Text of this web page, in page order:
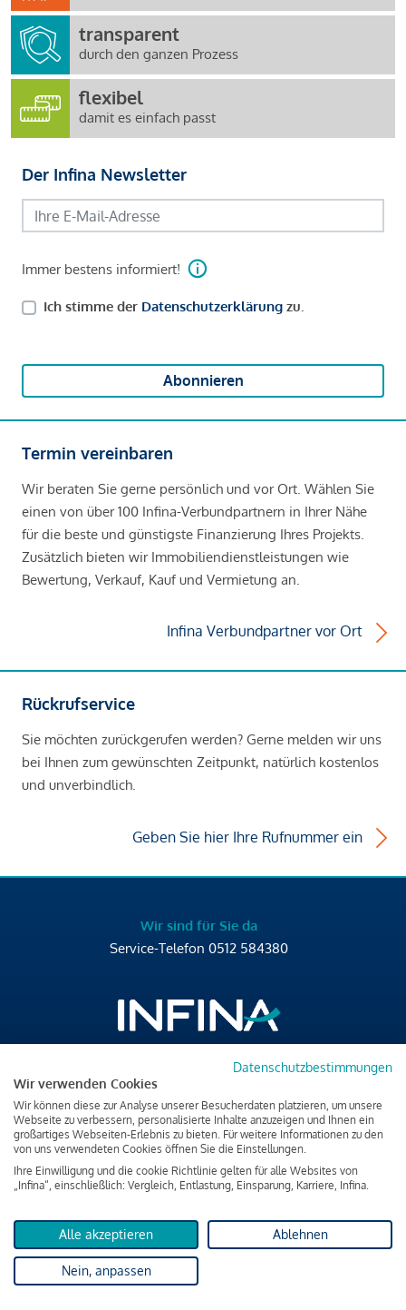
transparent
durch den ganzen Prozess
flexibel
damit es einfach passt
Der Infina Newsletter
Immer bestens informiert!
Ich stimme der Datenschutzerklärung zu.
Abonnieren
Termin vereinbaren
Wir beraten Sie gerne persönlich und vor Ort. Wählen Sie
einen von über 100 Infina-Verbundpartnern in Ihrer Nähe
für die beste und günstigste Finanzierung Ihres Projekts.
Zusätzlich bieten wir Immobiliendienstleistungen wie
Bewertung, Verkauf, Kauf und Vermietung an.
Infina Verbundpartner vor Ort
Rückrufservice
Sie möchten zurückgerufen werden? Gerne melden wir uns
bei Ihnen zum gewünschten Zeitpunkt, natürlich kostenlos
und unverbindlich.
Geben Sie hier Ihre Rufnummer ein
Wir sind für Sie da
Service-Telefon 0512 584380
Brixner Straße 2/4
6020 Innsbruck
T+43 512 584380
office@infina.at
Impressum
Datenschutz & Cookies
Datenschutzbestimmungen
Wir verwenden Cookies
Wir können diese zur Analyse unserer Besucherdaten platzieren, um unsere
Webseite zu verbessern, personalisierte Inhalte anzuzeigen und Ihnen ein
großartiges Webseiten-Erlebnis zu bieten. Für weitere Informationen zu den
von uns verwendeten Cookies öffnen Sie die Einstellungen.
Ihre Einwilligung und die cookie Richtlinie gelten für alle Websites von
„Infina“, einschließlich: Vergleich, Entlastung, Einsparung, Karriere, Infina.
Alle akzeptieren Ablehnen
Nein, anpassen